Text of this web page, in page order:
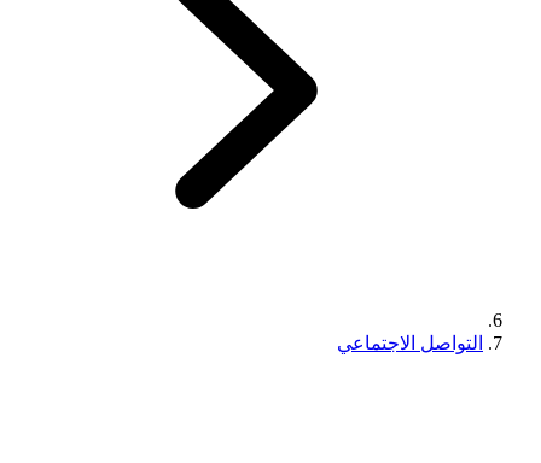
التواصل الاجتماعي